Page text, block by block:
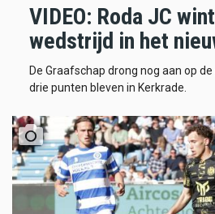
VIDEO: Roda JC
wedstrijd in het
De Graafschap drong nog aan op
drie punten bleven in Kerkrade.